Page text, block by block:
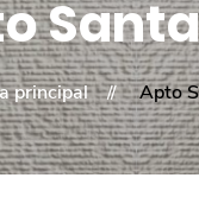
principal Apto